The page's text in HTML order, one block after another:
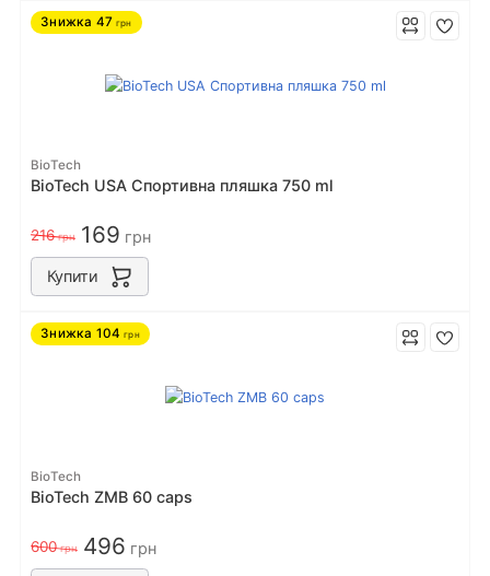
Знижка 47 грн
BioTech
BioTech USA Спортивна пляшка 750 ml
216грн 169 грн
Купити
Знижка 104 грн
BioTech
BioTech ZMB 60 caps
600грн 496 грн